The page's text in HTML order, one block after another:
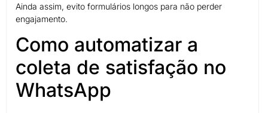
Ainda assim, evito formulários longos para não perder
engajamento.
Como automatizar a
coleta de satisfação no
WhatsApp